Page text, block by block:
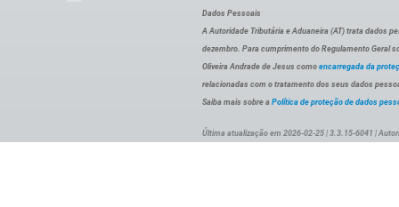
Dados Pessoais
A Autoridade Tributária e Aduaneira (AT) trata dados
dezembro. Para cumprimento do Regulamento Geral
Oliveira Andrade de Jesus como encarregada da
relacionadas com o tratamento dos seus dados
Saiba mais sobre a Política de proteção de dados
Última atualização em 2026-02-25 | 3.3.15-6041 |